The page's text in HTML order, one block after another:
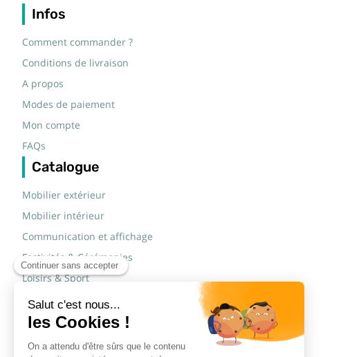
Infos
Comment commander ?
Conditions de livraison
A propos
Modes de paiement
Mon compte
FAQs
Catalogue
Mobilier extérieur
Mobilier intérieur
Communication et affichage
Festivités & Cérémonies
Loisirs & Sport
Mobilier scolaire
Mobilier urbain
Sécurité routière & TP